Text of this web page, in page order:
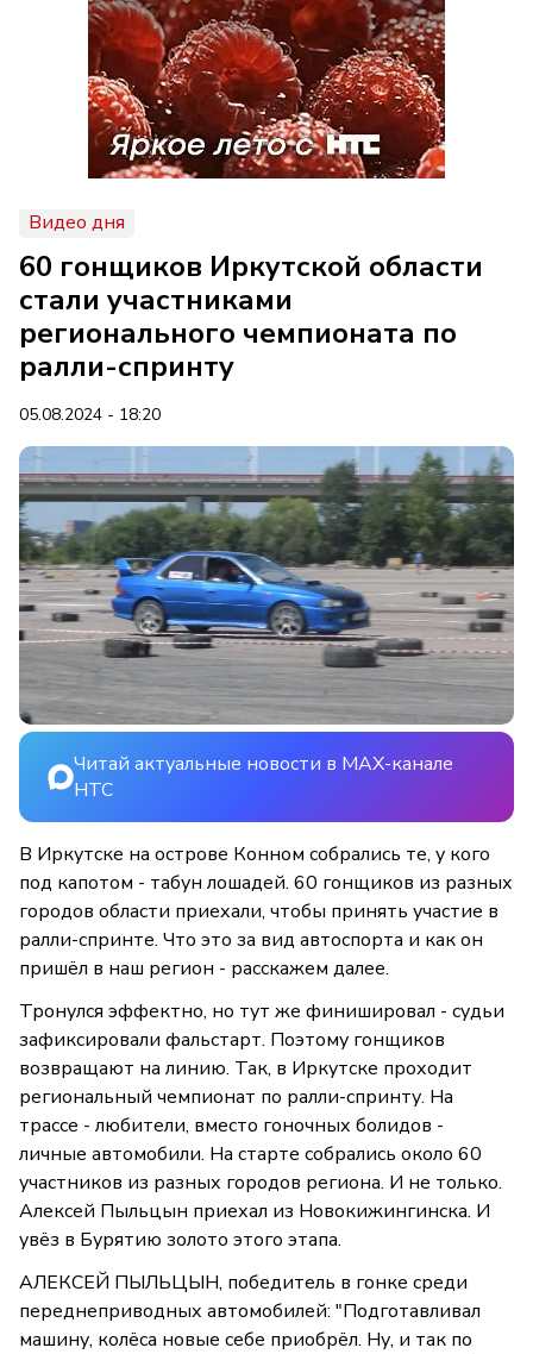
Видео дня
60 гонщиков Иркутской области
стали участниками
регионального чемпионата по
ралли-спринту
05.08.2024 - 18:20
Читай актуальные новости в MAX-канале
НТС
В Иркутске на острове Конном собрались те, у кого
под капотом - табун лошадей. 60 гонщиков из разных
городов области приехали, чтобы принять участие в
ралли-спринте. Что это за вид автоспорта и как он
пришёл в наш регион - расскажем далее.
Тронулся эффектно, но тут же финишировал - судьи
зафиксировали фальстарт. Поэтому гонщиков
возвращают на линию. Так, в Иркутске проходит
региональный чемпионат по ралли-спринту. На
трассе - любители, вместо гоночных болидов -
личные автомобили. На старте собрались около 60
участников из разных городов региона. И не только.
Алексей Пыльцын приехал из Новокижингинска. И
увёз в Бурятию золото этого этапа.
АЛЕКСЕЙ ПЫЛЬЦЫН, победитель в гонке среди
переднеприводных автомобилей: "Подготавливал
машину, колёса новые себе приобрёл. Ну, и так по